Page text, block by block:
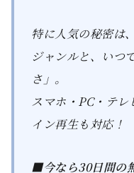
特に人気の秘密は
ジャンルと、いつ
さ」。
スマホ・PC・テ
イン再生も対応！
■今なら30日間の